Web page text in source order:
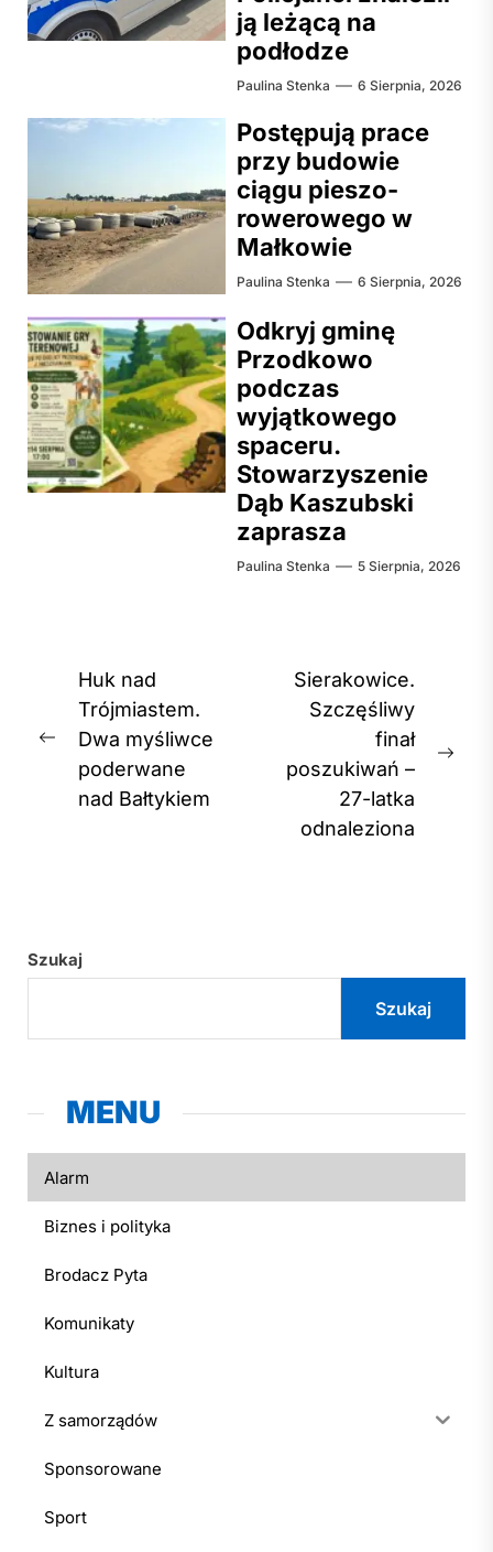
ją leżącą na
podłodze
Paulina Stenka 6 Sierpnia, 2026
Postępują prace
przy budowie
ciągu pieszo-
rowerowego w
Małkowie
Paulina Stenka 6 Sierpnia, 2026
Odkryj gminę
Przodkowo
podczas
wyjątkowego
spaceru.
Stowarzyszenie
Dąb Kaszubski
zaprasza
Paulina Stenka 5 Sierpnia, 2026
Nawigacja
wpisu
Previous
post:
Huk nad
Trójmiastem.
Dwa myśliwce
poderwane
nad Bałtykiem
Sierakowice.
Szczęśliwy
finał
poszukiwań –
27-latka
odnaleziona
Szukaj
Szukaj
MENU
Alarm
Biznes i polityka
Brodacz Pyta
Komunikaty
Kultura
Z samorządów
Sponsorowane
Sport